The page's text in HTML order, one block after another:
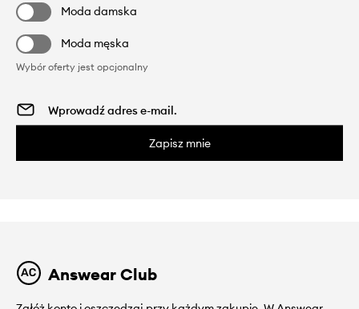
Moda damska
Moda męska
Wybór oferty jest opcjonalny
Zapisz mnie
Answear Club